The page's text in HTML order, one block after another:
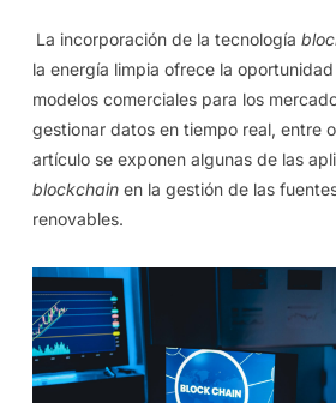
La incorporación de la tecnología
la energía limpia ofrece la
modelos comerciales para los
gestionar datos en tiempo real, entre
artículo se exponen algunas de las
blockchain en la gestión de las
renovables.